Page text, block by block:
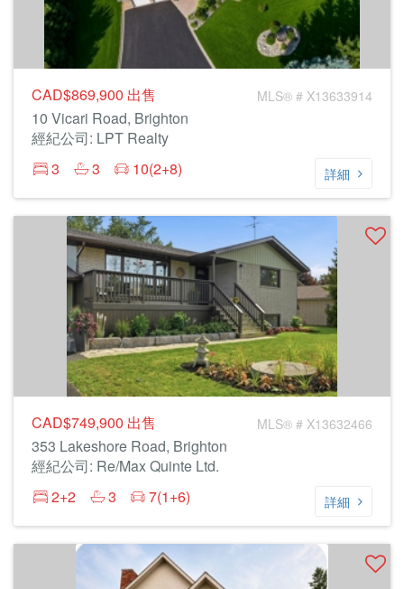
CAD$869,900 出售 MLS® # X13633914
10 Vicari Road, Brighton
經紀公司: LPT Realty
3
3 10(2+8) 詳細
CAD$749,900 出售 MLS® # X13632466
353 Lakeshore Road, Brighton
經紀公司: Re/Max Quinte Ltd.
2+2
3 7(1+6) 詳細